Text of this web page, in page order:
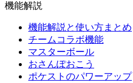
機能解説
機能解説と使い方まとめ
チームコラボ機能
マスターボール
おさんぽおこう
ポケストのパワーアップ